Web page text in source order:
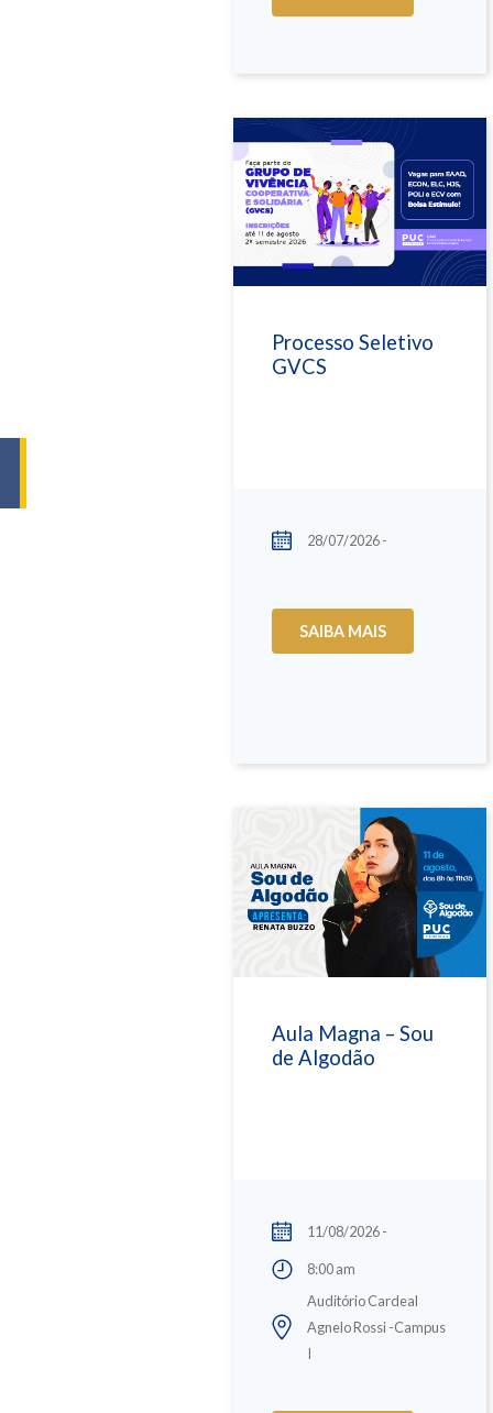
Processo Seletivo
GVCS
28/07/2026 -
SAIBA MAIS
Aula Magna – Sou
de Algodão
11/08/2026 -
8:00 am
Auditório Cardeal
Agnelo Rossi -Campus
I